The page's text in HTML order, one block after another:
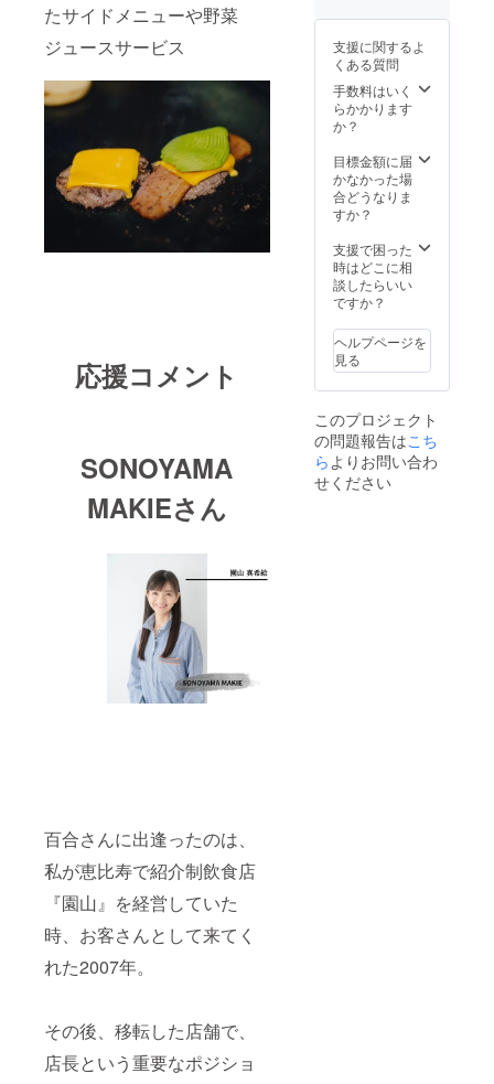
たサイドメニューや野菜
ジュースサービス
応援コメント
SONOYAMA
MAKIEさん
百合さんに出逢ったのは、
私が恵比寿で紹介制飲食店
『園山』を経営していた
時、お客さんとして来てく
れた2007年。
その後、移転した店舗で、
店長という重要なポジショ
て見て
色とは
また違
う
「THE
BURGE
SHOP
紀尾井
町本店
」が見
思いま
す! 本当
のス
タッフ
働ける
チャン
スか
も！？
いた後
には美
味しい
賄いも
ついて
支援に関するよ
くある質問
手数料はいく
らかかります
か？
目標金額に届
かなかった場
合どうなりま
すか？
支援で困った
時はどこに相
談したらいい
ですか？
ヘルプページを
見る
このプロジェクト
の問題報告はこち
ら よりお問い合わ
せください